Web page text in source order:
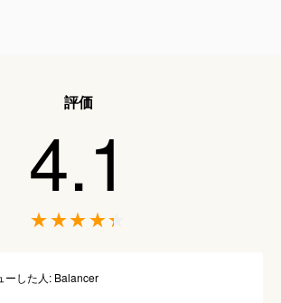
評価
4.1
ーした人: Balancer